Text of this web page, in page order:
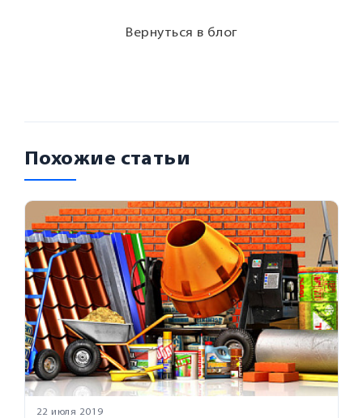
Вернуться в блог
Похожие статьи
22 июля 2019